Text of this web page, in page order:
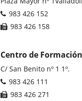
postal
Teléfonos
983 426 152
Fax
983 426 158
Centro de
Dirección
postal
C/ San Benito nº 1 1º.
Teléfonos
983 426 111
Fax
983 426 271